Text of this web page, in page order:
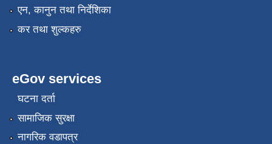
एन, कानुन तथा निर्देशिका
कर तथा शुल्कहरु
eGov services
घटना दर्ता
सामाजिक सुरक्षा
नागरिक वडापत्र